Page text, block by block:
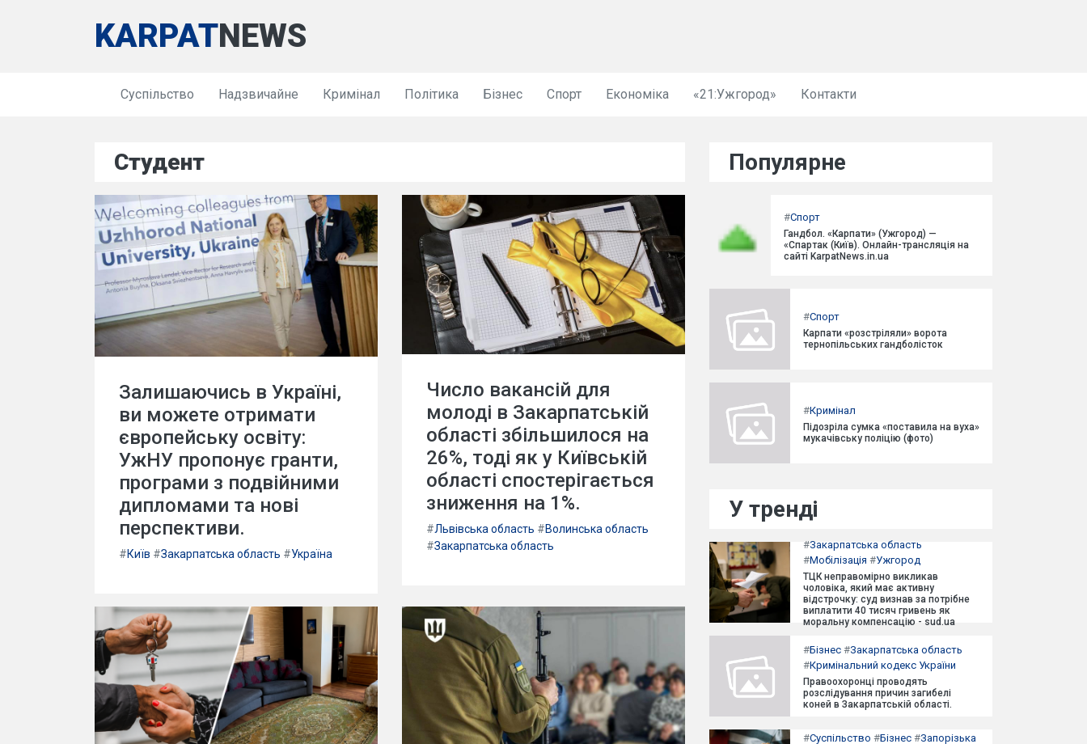
KARPATNEWS
Суспільство Надзвичайне Кримінал Політика Бізнес Спорт Економіка «21:Ужгород» Контакти
Студент
Залишаючись в Україні,
ви можете отримати
європейську освіту:
УжНУ пропонує гранти,
програми з подвійними
дипломами та нові
перспективи.
#Київ #Закарпатська область #Україна
Число вакансій для
молоді в Закарпатській
області збільшилося на
26%, тоді як у Київській
області спостерігається
зниження на 1%.
#Львівська область #Волинська область
#Закарпатська область
Популярне
#Спорт
Гандбол. «Карпати» (Ужгород) —
«Спартак (Київ). Онлайн-трансляція на
сайті KarpatNews.in.ua
#Спорт
Карпати «розстріляли» ворота
тернопільських гандболісток
#Кримінал
Підозріла сумка «поставила на вуха»
мукачівську поліцію (фото)
У тренді
#Закарпатська область
#Мобілізація #Ужгород
ТЦК неправомірно викликав
чоловіка, який має активну
відстрочку: суд визнав за потрібне
виплатити 40 тисяч гривень як
моральну компенсацію - sud.ua
#Бізнес #Закарпатська область
#Кримінальний кодекс України
Правоохоронці проводять
розслідування причин загибелі
коней в Закарпатській області.
#Суспільство #Бізнес #Запорізька